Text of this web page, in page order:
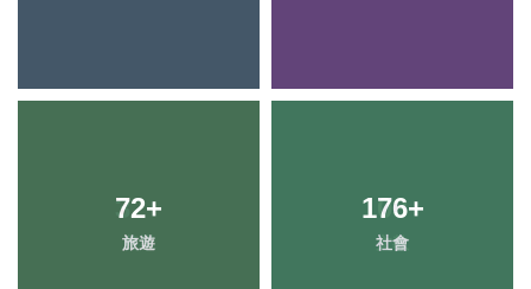
72+
旅遊
176+
社會
32+
農業
103+
文教